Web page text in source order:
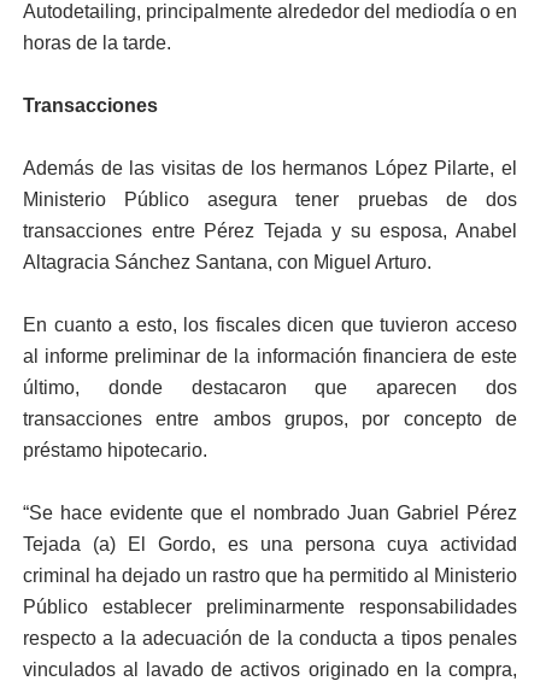
Autodetailing, principalmente alrededor del mediodía o en
horas de la tarde.
Transacciones
Además de las visitas de los hermanos López Pilarte, el
Ministerio Público asegura tener pruebas de dos
transacciones entre Pérez Tejada y su esposa, Anabel
Altagracia Sánchez Santana, con Miguel Arturo.
En cuanto a esto, los fiscales dicen que tuvieron acceso
al informe preliminar de la información financiera de este
último, donde destacaron que aparecen dos
transacciones entre ambos grupos, por concepto de
préstamo hipotecario.
“Se hace evidente que el nombrado Juan Gabriel Pérez
Tejada (a) El Gordo, es una persona cuya actividad
criminal ha dejado un rastro que ha permitido al Ministerio
Público establecer preliminarmente responsabilidades
respecto a la adecuación de la conducta a tipos penales
vinculados al lavado de activos originado en la compra,